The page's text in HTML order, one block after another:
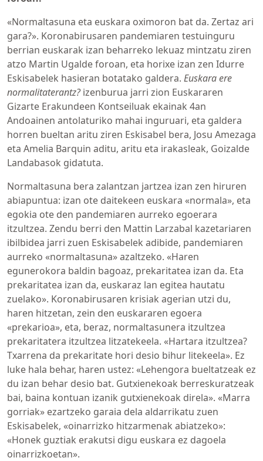
«Normaltasuna eta euskara oximoron bat da. Zertaz ari
gara?». Koronabirusaren pandemiaren testuinguru
berrian euskarak izan beharreko lekuaz mintzatu ziren
atzo Martin Ugalde foroan, eta horixe izan zen Idurre
Eskisabelek hasieran botatako galdera. Euskara ere
normalitaterantz?izenburua jarri zion Euskararen
Gizarte Erakundeen Kontseiluak ekainak 4an
Andoainen antolaturiko mahai inguruari, eta galdera
horren bueltan aritu ziren Eskisabel bera, Josu Amezaga
eta Amelia Barquin aditu, aritu eta irakasleak, Goizalde
Landabasok gidatuta.
Normaltasuna bera zalantzan jartzea izan zen hiruren
abiapuntua: izan ote daitekeen euskara «normala», eta
egokia ote den pandemiaren aurreko egoerara
itzultzea. Zendu berri den Mattin Larzabal kazetariaren
ibilbidea jarri zuen Eskisabelek adibide, pandemiaren
aurreko «normaltasuna» azaltzeko. «Haren
egunerokora baldin bagoaz, prekaritatea izan da. Eta
prekaritatea izan da, euskaraz lan egitea hautatu
zuelako». Koronabirusaren krisiak agerian utzi du,
haren hitzetan, zein den euskararen egoera
«prekarioa», eta, beraz, normaltasunera itzultzea
prekaritatera itzultzea litzatekeela. «Hartara itzultzea?
Txarrena da prekaritate hori desio bihur litekeela». Ez
luke hala behar, haren ustez: «Lehengora bueltatzeak ez
du izan behar desio bat. Gutxienekoak berreskuratzeak
bai, baina kontuan izanik gutxienekoak direla». «Marra
gorriak» ezartzeko garaia dela aldarrikatu zuen
Eskisabelek, «oinarrizko hitzarmenak abiatzeko»:
«Honek guztiak erakutsi digu euskara ez dagoela
oinarrizkoetan».